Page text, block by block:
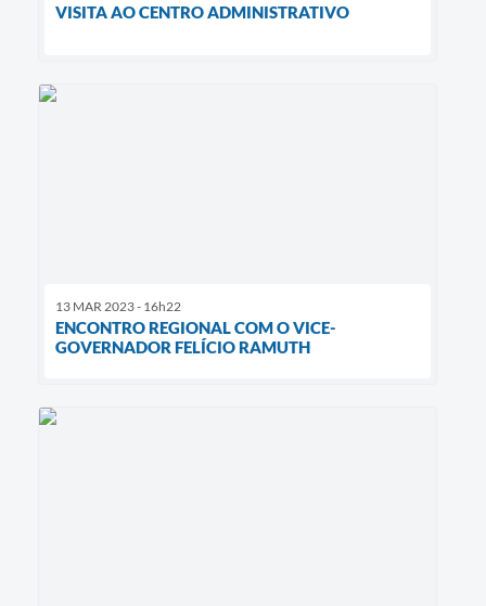
VISITA AO CENTRO ADMINISTRATIVO
13 MAR 2023 - 16h22
ENCONTRO REGIONAL COM O VICE-
GOVERNADOR FELÍCIO RAMUTH